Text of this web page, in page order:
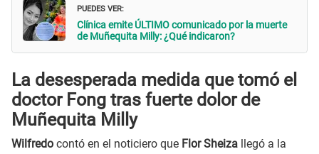
PUEDES VER:
Clínica emite ÚLTIMO comunicado por la muerte
de Muñequita Milly: ¿Qué indicaron?
La desesperada medida que tomó el
doctor Fong tras fuerte dolor de
Muñequita Milly
Wilfredo contó en el noticiero que Flor Sheiza llegó a la